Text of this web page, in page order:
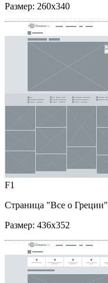
Размер: 260x340
F1
Страница "Все о Греции"
Размер: 436x352